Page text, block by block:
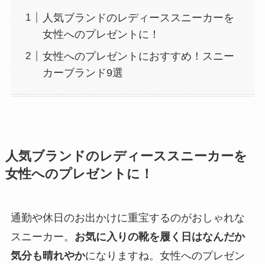
人気ブランドのレディーススニーカーを
女性へのプレゼントに！
女性へのプレゼントにおすすめ！スニー
カーブランド9選
人気ブランドのレディーススニーカーを
女性へのプレゼントに！
通勤や休日のお出かけに重宝するのがおしゃれな
スニーカー。 お気に入りの靴を履く日はなんだか
気分も晴れやかになりますね。女性へのプレゼン